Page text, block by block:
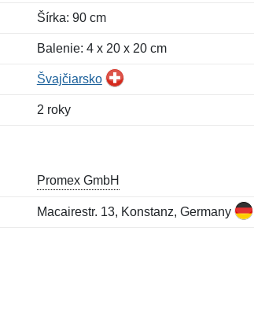
Šírka: 90 cm
Balenie: 4 x 20 x 20 cm
Švajčiarsko
2 roky
Promex GmbH
Macairestr. 13, Konstanz, Germany